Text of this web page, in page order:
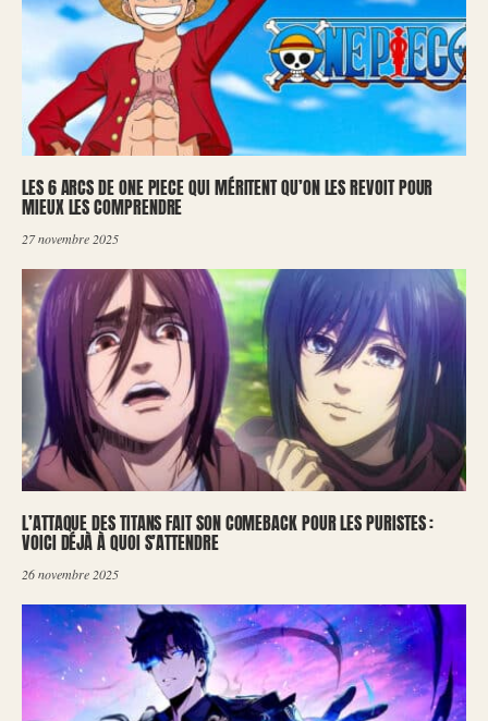
LES 6 ARCS DE ONE PIECE QUI MÉRITENT QU’ON LES REVOIT POUR
MIEUX LES COMPRENDRE
27 novembre 2025
L’ATTAQUE DES TITANS FAIT SON COMEBACK POUR LES PURISTES :
VOICI DÉJÀ À QUOI S’ATTENDRE
26 novembre 2025